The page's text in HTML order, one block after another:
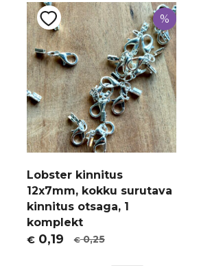
%
Lobster kinnitus
12x7mm, kokku surutava
kinnitus otsaga, 1
komplekt
€0,25
Algne
€0,19
Current